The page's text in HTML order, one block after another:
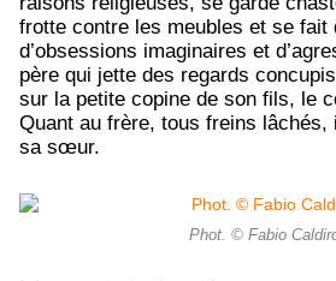
frotte contre les meubles et se fait
d’obsessions imaginaires et
père qui jette des regards
sur la petite copine de son fils, le
Quant au frère, tous freins lâchés,
sa sœur.
Phot. © Fabio